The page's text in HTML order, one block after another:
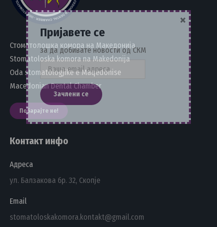
Стоматолошка комора на Македонија
Stomatoloska komora na Makedonija
Oda stomatologjike e Maqedonise
Macedonian Dental Chamber
Побарајте не!
Контакт инфо
Адреса
ул. Балзакова бр. 32, Скопје
Email
stomatoloskakomora.kontakt@gmail.com
Пријавете се
за да добивате новости од СКМ
×